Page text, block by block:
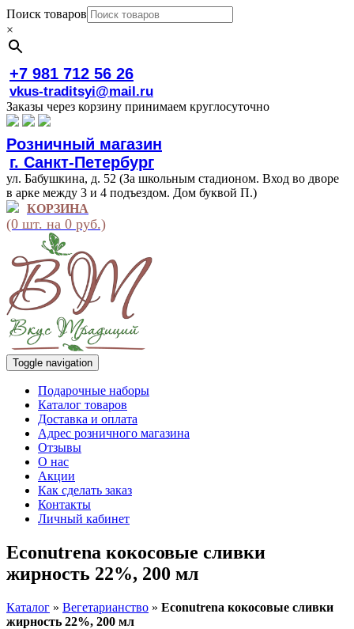
Поиск товаров
×
+7 981 712 56 26
vkus-traditsyi@mail.ru
Заказы через корзину принимаем круглосуточно
Розничный магазин
г. Санкт-Петербург
ул. Бабушкина, д. 52 (За школьным стадионом. Вход во дворе
в арке между 3 и 4 подъездом. Дом буквой П.)
КОРЗИНА
(0 шт. на 0 руб.)
Toggle navigation
Подарочные наборы
Каталог товаров
Доставка и оплата
Адрес розничного магазина
Отзывы
О нас
Акции
Как сделать заказ
Контакты
Личный кабинет
Econutrena кокосовые сливки
жирность 22%, 200 мл
Каталог » Вегетарианство » Econutrena кокосовые сливки
жирность 22%, 200 мл